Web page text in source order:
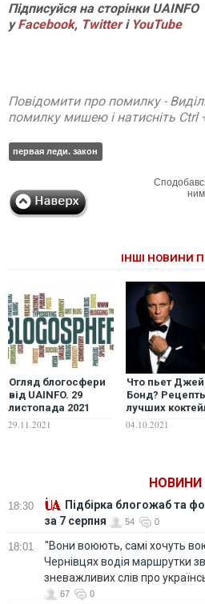
Підписуйся на сторінки UAINFO
уFacebook, Twitterі YouTube
Повідомити про помилку -
помилку мишею і натисніть Ctrl
первая леди. закон
ІНШІ НОВИНИ
Огляд блогосфери
від UAINFO. 29
листопада 2021
29.11.2021
Что пьет
Бонд?
лучших
04.10.2021
НОВИНИ
18:30
Підбірка блогожаб та
за 7 серпня
54 0
18:01
"Вони воюють, самі хочуть
Чернівцях водія маршрутки
зневажливих слів про
67 0